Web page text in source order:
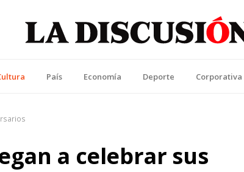
País Economía Deporte Corporativa
a celebrar sus